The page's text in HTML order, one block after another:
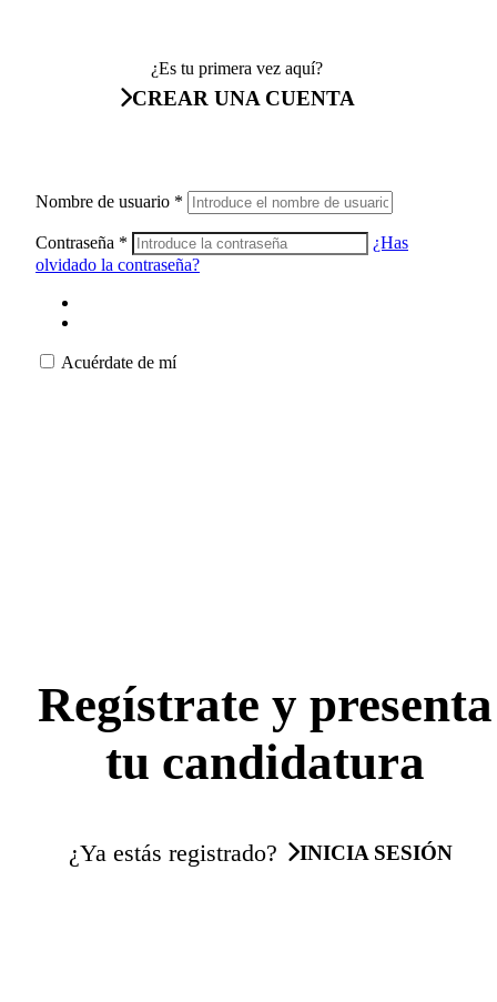
¿Es tu primera vez aquí?
CREAR UNA CUENTA
Nombre de usuario *
Contraseña *
¿Has
olvidado la contraseña?
Acuérdate de mí
Regístrate y presenta
tu candidatura
¿Ya estás registrado? INICIA SESIÓN